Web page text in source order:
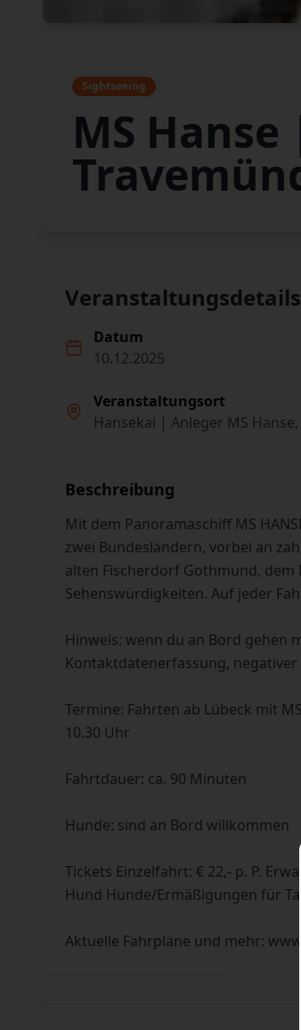
Sightseeing
MS
Veranstaltungsdetails
Datum
10.12.2025
Veranstaltungsort
Hansekai | Anleger MS
Beschreibung
Mit dem Panoramaschiff MS
zwei Bundesländern, vorbei an
alten Fischerdorf Gothmund,
Sehenswürdigkeiten. Auf jeder
Hinweis: wenn du an Bord gehen
Kontaktdatenerfassung,
Termine: Fahrten ab Lübeck mit
10.30 Uhr
Fahrtdauer: ca. 90 Minuten
Hunde: sind an Bord willkommen
Tickets Einzelfahrt: € 22,- p. P.
Hund Hunde/Ermäßigungen für
Aktuelle Fahrpläne und mehr: